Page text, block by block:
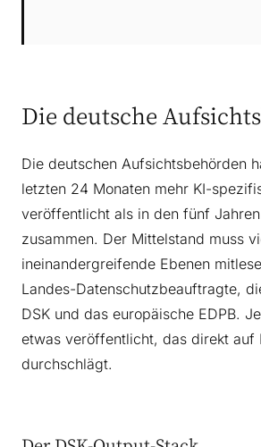
Die deutsche
Die deutschen Aufsichtsbehörden
letzten 24 Monaten mehr KI-
veröffentlicht als in den fünf
zusammen. Der Mittelstand muss
ineinandergreifende Ebenen
Landes-Datenschutzbeauftragte,
DSK und das europäische EDPB.
etwas veröffentlicht, das direkt auf
durchschlägt.